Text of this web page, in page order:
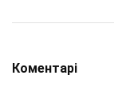
Коментарі